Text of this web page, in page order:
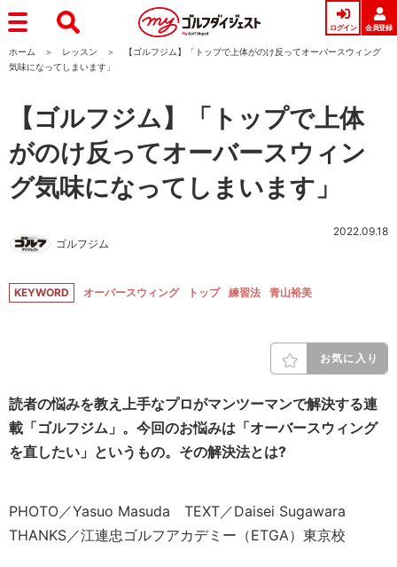
ログイン 会員登録
ホーム レッスン
【ゴルフジム】「トップで上体がのけ反ってオーバースウィング
気味になってしまいます」
【ゴルフジム】「トップで上体
がのけ反ってオーバースウィン
グ気味になってしまいます」
ゴルフジム
2022.09.18
KEYWORD オーバースウィング トップ 練習法 青山裕美
お気に入り
読者の悩みを教え上手なプロがマンツーマンで解決する連
載「ゴルフジム」。今回のお悩みは「オーバースウィング
を直したい」というもの。その解決法とは?
PHOTO／Yasuo Masuda TEXT／Daisei Sugawara
THANKS／江連忠ゴルフアカデミー（ETGA）東京校